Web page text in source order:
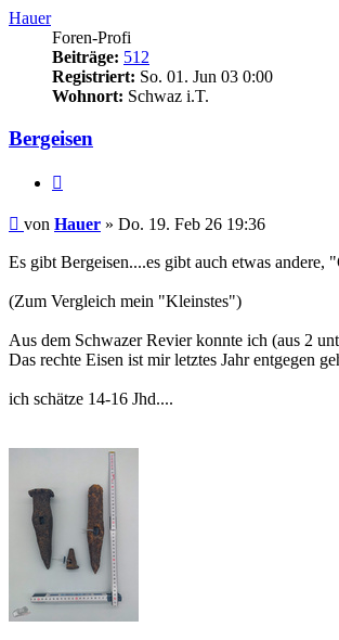
Hauer
Foren-Profi
Beiträge: 512
Registriert: So. 01. Jun 03 0:00
Wohnort: Schwaz i.T.
Bergeisen
Beitrag
von Hauer » Do. 19. Feb 26 19:36
Es gibt Bergeisen....es gibt auch etwas
(Zum Vergleich mein "Kleinstes")
Aus dem Schwazer Revier konnte ich (aus 2
Das rechte Eisen ist mir letztes Jahr entgegen
ich schätze 14-16 Jhd....